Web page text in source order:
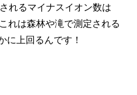
れるマイナスイオン数は
れは森林や滝で測定される
上回るんです！